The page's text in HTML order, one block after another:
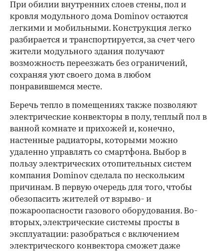
При обилии внутренних слоев стены, пол и
кровля модульного дома Dominov остаются
легкими и мобильными. Конструкция легко
разбирается и транспортируется, за счет чего
жители модульного здания получают
возможность переезжать без ограничений,
сохраняя уют своего дома в любом
понравившемся месте.
Беречь тепло в помещениях также позволяют
электрические конвекторы в полу, теплый пол в
ванной комнате и прихожей и, конечно,
настенные радиаторы, которыми можно
удаленно управлять со смартфона. Выбор в
пользу электрических отопительных систем
компания Dominov сделала по нескольким
причинам. В первую очередь для того, чтобы
обезопасить жителей от взрыво- и
пожароопасности газового оборудования. Во-
вторых, электрические системы просты в
эксплуатации: разобраться с включением
электрического конвектора сможет даже